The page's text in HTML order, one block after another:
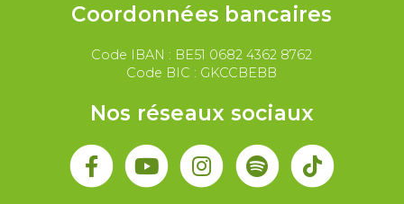
Coordonnées bancaires
Code IBAN : BE51 0682 4362 8762
Code BIC : GKCCBEBB
Nos réseaux sociaux